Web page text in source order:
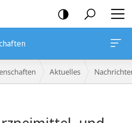
Aktuelles